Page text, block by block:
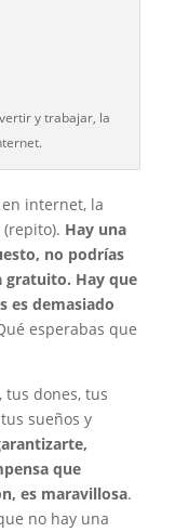
y trabajar, la
en internet, la
Hay una
no podrías
gratuito. Hay que
es demasiado
esperabas que
tus dones, tus
sueños y
que
es maravillosa.
no hay una